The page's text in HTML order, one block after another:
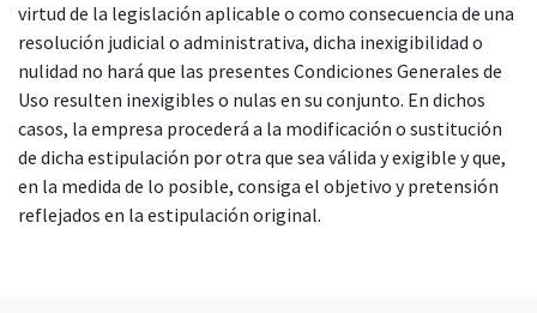
virtud de la legislación aplicable o como consecuencia de una
resolución judicial o administrativa, dicha inexigibilidad o
nulidad no hará que las presentes Condiciones Generales de
Uso resulten inexigibles o nulas en su conjunto. En dichos
casos, la empresa procederá a la modificación o sustitución
de dicha estipulación por otra que sea válida y exigible y que,
en la medida de lo posible, consiga el objetivo y pretensión
reflejados en la estipulación original.